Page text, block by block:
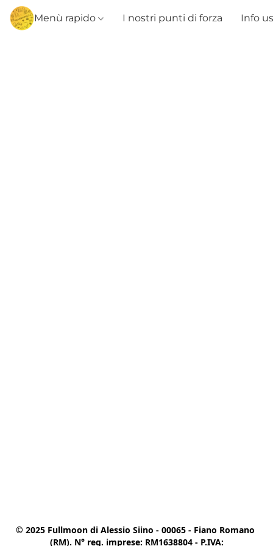
Menù rapido I nostri punti di forza Info
© 2025 Fullmoon di Alessio Siino - 00065 - Fiano Romano
(RM). N° reg. imprese: RM1638804 - P.IVA: